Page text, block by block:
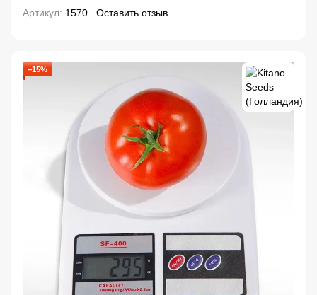
Артикул: 1570 Оставить отзыв
−15%